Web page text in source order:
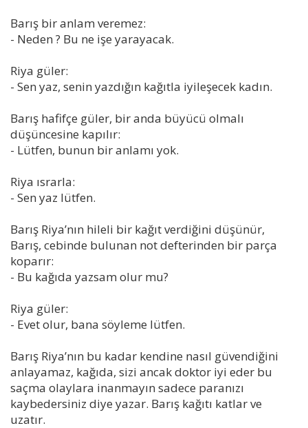
Barış bir anlam veremez:
- Neden ? Bu ne işe yarayacak.
Riya güler:
- Sen yaz, senin yazdığın kağıtla iyileşecek kadın.
Barış hafifçe güler, bir anda büyücü olmalı
düşüncesine kapılır:
- Lütfen, bunun bir anlamı yok.
Riya ısrarla:
- Sen yaz lütfen.
Barış Riya’nın hileli bir kağıt verdiğini düşünür,
Barış, cebinde bulunan not defterinden bir parça
koparır:
- Bu kağıda yazsam olur mu?
Riya güler:
- Evet olur, bana söyleme lütfen.
Barış Riya’nın bu kadar kendine nasıl güvendiğini
anlayamaz, kağıda, sizi ancak doktor iyi eder bu
saçma olaylara inanmayın sadece paranızı
kaybedersiniz diye yazar. Barış kağıtı katlar ve
uzatır.